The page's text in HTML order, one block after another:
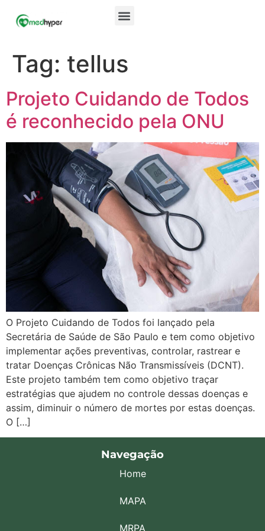
Tag: tellus
Projeto Cuidando de Todos
é reconhecido pela ONU
O Projeto Cuidando de Todos foi lançado pela
Secretária de Saúde de São Paulo e tem como objetivo
implementar ações preventivas, controlar, rastrear e
tratar Doenças Crônicas Não Transmissíveis (DCNT).
Este projeto também tem como objetivo traçar
estratégias que ajudem no controle dessas doenças e
assim, diminuir o número de mortes por estas doenças.
O […]
Navegação
Home
MAPA
MRPA